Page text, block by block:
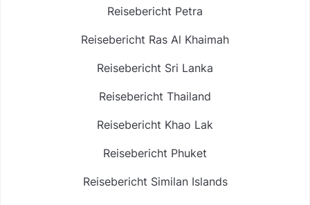
Reisebericht Petra
Reisebericht Ras Al Khaimah
Reisebericht Sri Lanka
Reisebericht Thailand
Reisebericht Khao Lak
Reisebericht Phuket
Reisebericht Similan Islands